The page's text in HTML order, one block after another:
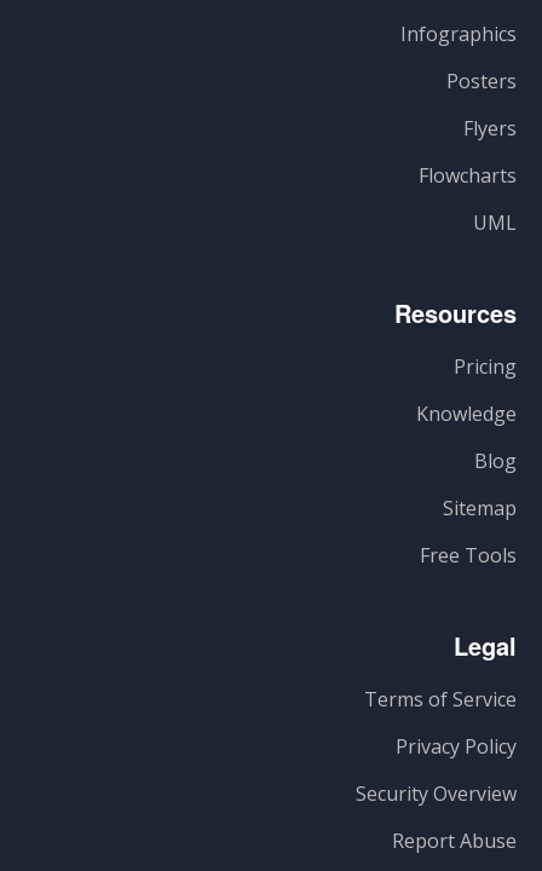
Infographics
Posters
Flyers
Flowcharts
UML
Resources
Pricing
Knowledge
Blog
Sitemap
Free Tools
Legal
Terms of Service
Privacy Policy
Security Overview
Report Abuse